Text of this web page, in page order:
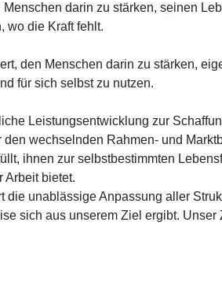
darin zu stärken, seinen
wo die Kraft fehlt.
den Menschen darin zu stärken,
für sich selbst zu nutzen.
Leistungsentwicklung zur
wechselnden Rahmen- und
ihnen zur selbstbestimmten
Arbeit bietet.
die unablässige Anpassung aller
sich aus unserem Ziel ergibt. Unser